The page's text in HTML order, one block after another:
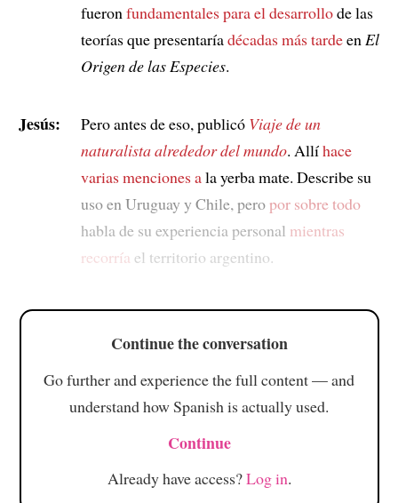
fueron fundamentales para el desarrollode las
teorías que presentaríadécadas más tardeen El
Origen de las Especies.
Jesús: Pero antes de eso, publicó Viaje de un
naturalista alrededor del mundo. Allíhace
varias menciones ala yerba mate. Describe su
uso en Uruguay y Chile, peropor sobre todo
habla de su experiencia personal mientras
recorría el territorio argentino.
Continue the conversation
Go further and experience the full content — and
understand how Spanish is actually used.
Continue
Already have access?Log in.